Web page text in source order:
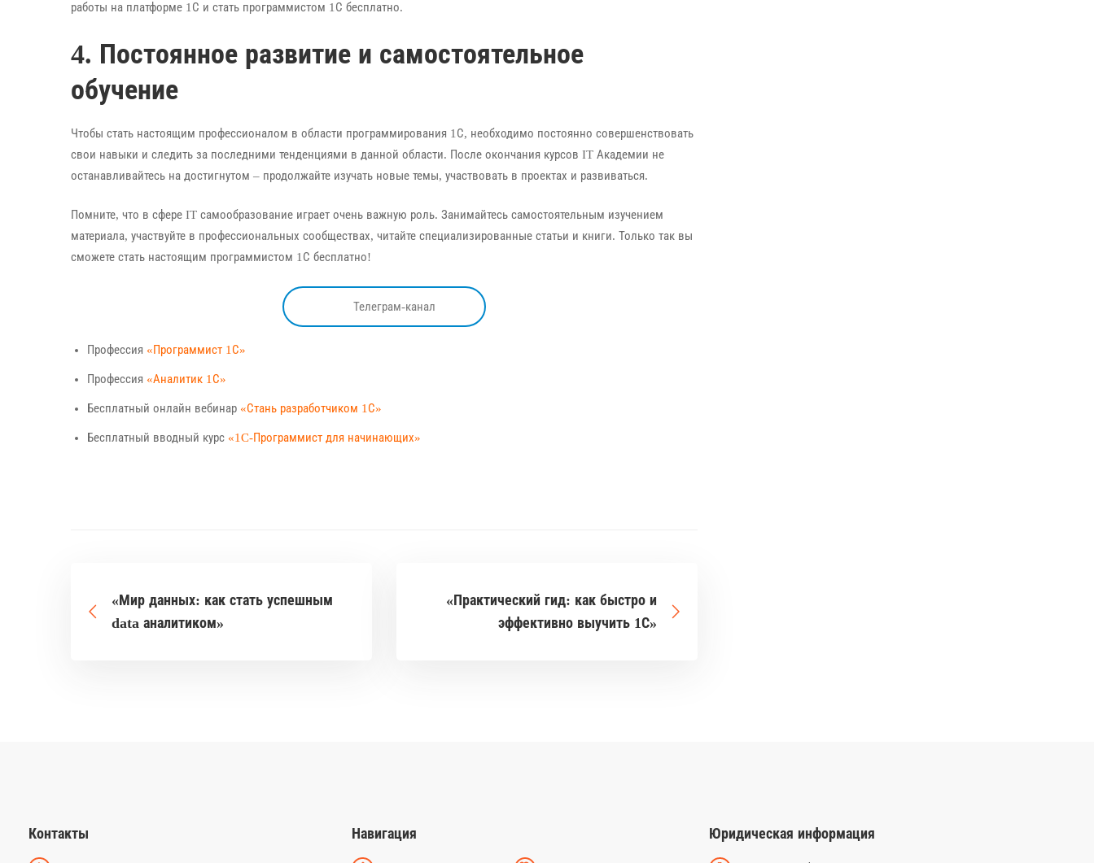
работы на платформе 1С и стать программистом 1С бесплатно.
4. Постоянное развитие и самостоятельное
обучение
Чтобы стать настоящим профессионалом в области программирования 1С, необходимо постоянно совершенствовать
свои навыки и следить за последними тенденциями в данной области. После окончания курсов IT Академии не
останавливайтесь на достигнутом – продолжайте изучать новые темы, участвовать в проектах и развиваться.
Помните, что в сфере IT самообразование играет очень важную роль. Занимайтесь самостоятельным изучением
материала, участвуйте в профессиональных сообществах, читайте специализированные статьи и книги. Только так вы
сможете стать настоящим программистом 1С бесплатно!
Телеграм-канал
Профессия «Программист 1С»
Профессия «Аналитик 1С»
Бесплатный онлайн вебинар «Стань разработчиком 1С»
Бесплатный вводный курс «1C-Программист для начинающих»
«Мир данных: как стать успешным
data аналитиком»
«Практический гид: как быстро и
эффективно выучить 1С»
Контакты Навигация Юридическая информация